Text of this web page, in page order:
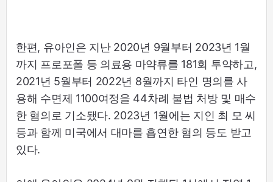
한편, 유아인은 지난 2020년 9월부터 2023년 1월
까지 프로포폴 등 의료용 마약류를 181회 투약하고,
2021년 5월부터 2022년 8월까지 타인 명의를 사
용해 수면제 1100여정을 44차례 불법 처방 및 매수
한 혐의로 기소됐다. 2023년 1월에는 지인 최 모 씨
등과 함께 미국에서 대마를 흡연한 혐의 등도 받고
있다.